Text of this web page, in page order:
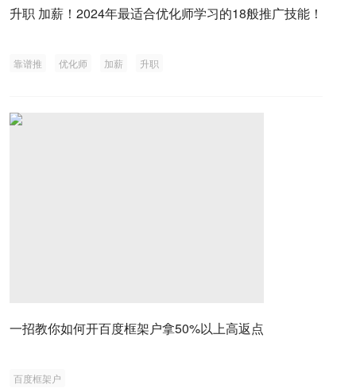
升职 加薪！2024年最适合优化师学习的18般推广技能！
靠谱推 优化师 加薪 升职
一招教你如何开百度框架户拿50%以上高返点
百度框架户